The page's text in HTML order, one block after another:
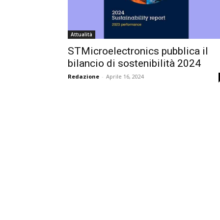
Attualità
STMicroelectronics pubblica il
bilancio di sostenibilità 2024
Redazione - Aprile 16, 2024